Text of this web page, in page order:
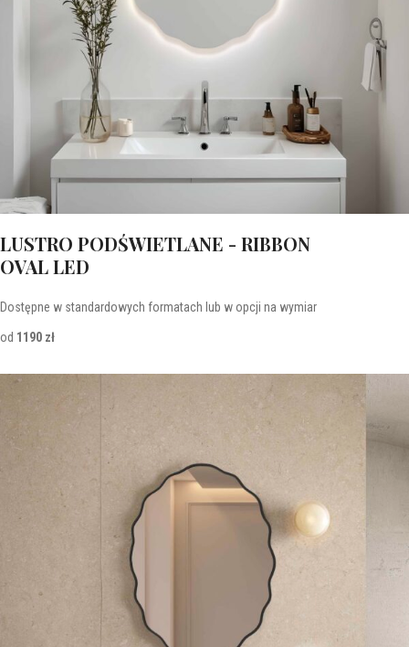
LUSTRO PODŚWIETLANE - RIBBON
OVAL LED
Dostępne w standardowych formatach lub w opcji na wymiar
od 1190 zł